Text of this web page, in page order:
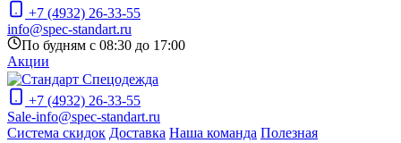
+7 (4932) 26-33-55
info@spec-standart.ru
По будням с 08:30 до 17:00
Акции
+7 (4932) 26-33-55
Sale-info@spec-standart.ru
Система скидок Доставка Наша команда Полезная